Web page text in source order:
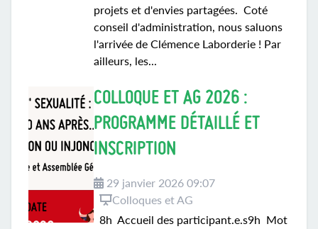
projets et d'envies partagées. Coté
conseil d'administration, nous saluons
l'arrivée de Clémence Laborderie ! Par
ailleurs, les...
COLLOQUE ET AG 2026 :
PROGRAMME DÉTAILLÉ ET
INSCRIPTION
29 janvier 2026 09:07
Colloques et AG
8h Accueil des participant.e.s9h Mot